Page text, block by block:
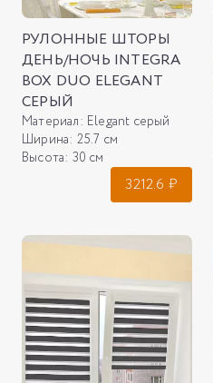
РУЛОННЫЕ ШТОРЫ
ДЕНЬ/НОЧЬ INTEGRA
BOX DUO ELEGANT
СЕРЫЙ
Материал: Elegant серый
Ширина: 25.7 см
Высота: 30 см
3212.6 ₽